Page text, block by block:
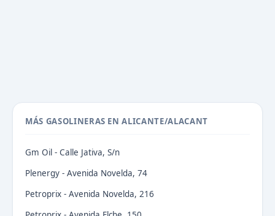
MÁS GASOLINERAS EN ALICANTE/ALACANT
Gm Oil - Calle Jativa, S/n
Plenergy - Avenida Novelda, 74
Petroprix - Avenida Novelda, 216